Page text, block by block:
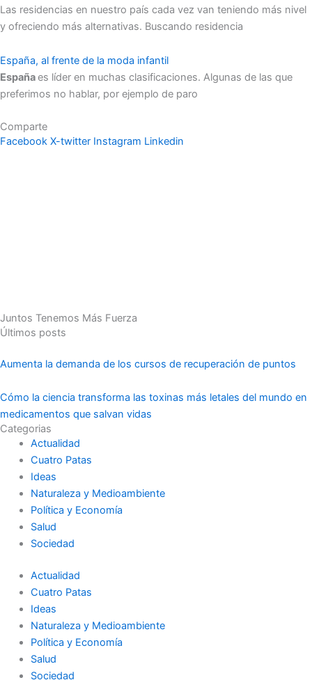
Las residencias en nuestro país cada vez van teniendo más nivel
y ofreciendo más alternativas. Buscando residencia
España, al frente de la moda infantil
Españaes líder en muchas clasificaciones. Algunas de las que
preferimos no hablar, por ejemplo de paro
Comparte
Facebook X-twitter Instagram Linkedin
Juntos Tenemos Más Fuerza
Últimos posts
Aumenta la demanda de los cursos de recuperación de puntos
Cómo la ciencia transforma las toxinas más letales del mundo en
medicamentos que salvan vidas
Categorias
Actualidad
Cuatro Patas
Ideas
Naturaleza y Medioambiente
Política y Economía
Salud
Sociedad
Actualidad
Cuatro Patas
Ideas
Naturaleza y Medioambiente
Política y Economía
Salud
Sociedad